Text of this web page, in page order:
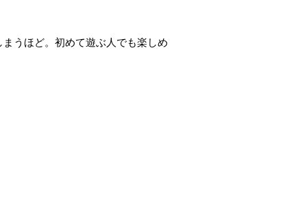
うほど。初めて遊ぶ人でも楽しめ